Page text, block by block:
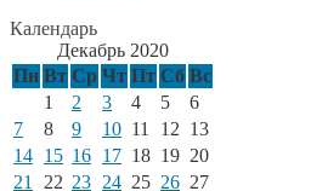
Календарь
Декабрь 2020
Пн Вт Ср Чт Пт Сб Вс
1
2 3 4 5
6
7
8 9 10 11 12 13
14 15 16 17 18 19 20
21
22 23 24 25 26 27